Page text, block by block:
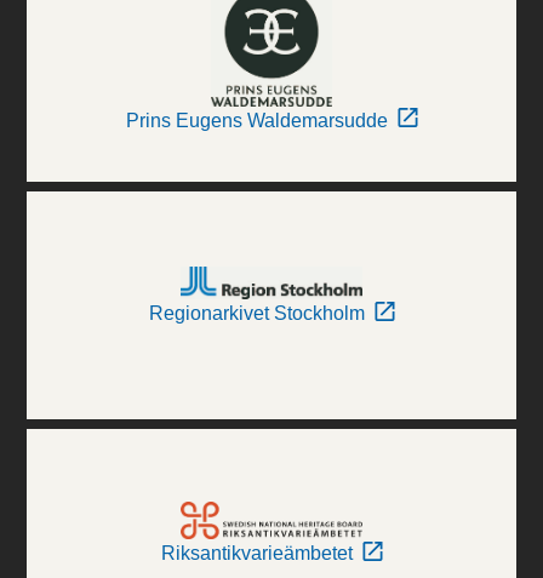
Prins Eugens Waldemarsudde
Regionarkivet Stockholm
Riksantikvarieämbetet